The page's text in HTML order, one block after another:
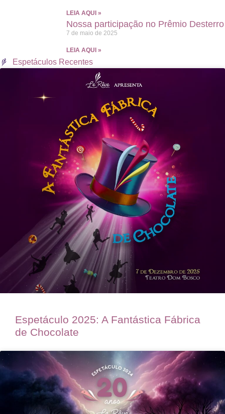
LEIA AQUI »
Nossa participação no Prêmio Desterro
7 de maio de 2025
LEIA AQUI »
Espetáculos Recentes
Espetáculo 2025: A Fantástica Fábrica
de Chocolate